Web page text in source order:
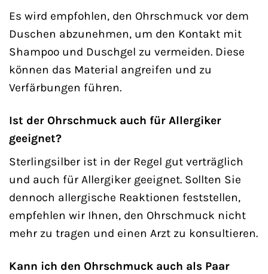
Es wird empfohlen, den Ohrschmuck vor dem
Duschen abzunehmen, um den Kontakt mit
Shampoo und Duschgel zu vermeiden. Diese
können das Material angreifen und zu
Verfärbungen führen.
Ist der Ohrschmuck auch für Allergiker
geeignet?
Sterlingsilber ist in der Regel gut verträglich
und auch für Allergiker geeignet. Sollten Sie
dennoch allergische Reaktionen feststellen,
empfehlen wir Ihnen, den Ohrschmuck nicht
mehr zu tragen und einen Arzt zu konsultieren.
Kann ich den Ohrschmuck auch als Paar